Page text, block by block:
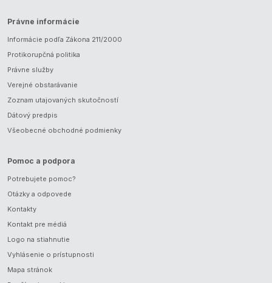
Právne informácie
Informácie podľa Zákona 211/2000
Protikorupčná politika
Právne služby
Verejné obstarávanie
Zoznam utajovaných skutočností
Dátový predpis
Všeobecné obchodné podmienky
Pomoc a podpora
Potrebujete pomoc?
Otázky a odpovede
Kontakty
Kontakt pre médiá
Logo na stiahnutie
Vyhlásenie o prístupnosti
Mapa stránok